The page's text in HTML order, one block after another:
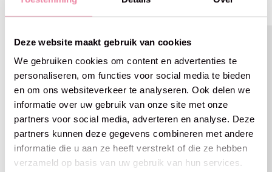
Deze website maakt gebruik van cookies
We gebruiken cookies om content en advertenties te
personaliseren, om functies voor social media te bieden
en om ons websiteverkeer te analyseren. Ook delen we
informatie over uw gebruik van onze site met onze
partners voor social media, adverteren en analyse. Deze
partners kunnen deze gegevens combineren met andere
informatie die u aan ze heeft verstrekt of die ze hebben
verzameld op basis van uw gebruik van hun services.
Carousel items